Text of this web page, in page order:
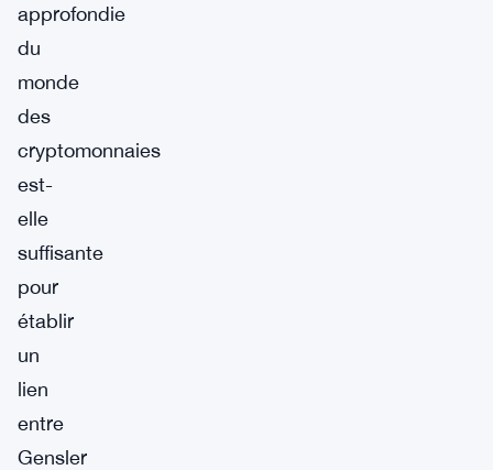
approfondie
du
monde
des
cryptomonnaies
est-
elle
suffisante
pour
établir
un
lien
entre
Gensler